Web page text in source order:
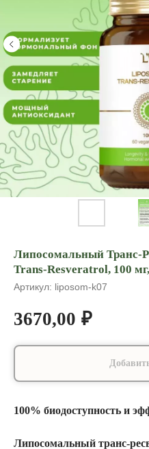
Липосомальный Транс-
Trans-Resveratrol, 100
Артикул: liposom-k07
3670,00 ₽
100% биодоступность и
Липосомальный транс-